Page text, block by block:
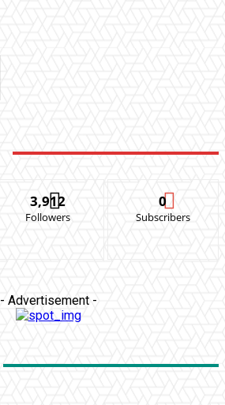
3,912
Followers
0
Subscribers
- Advertisement -